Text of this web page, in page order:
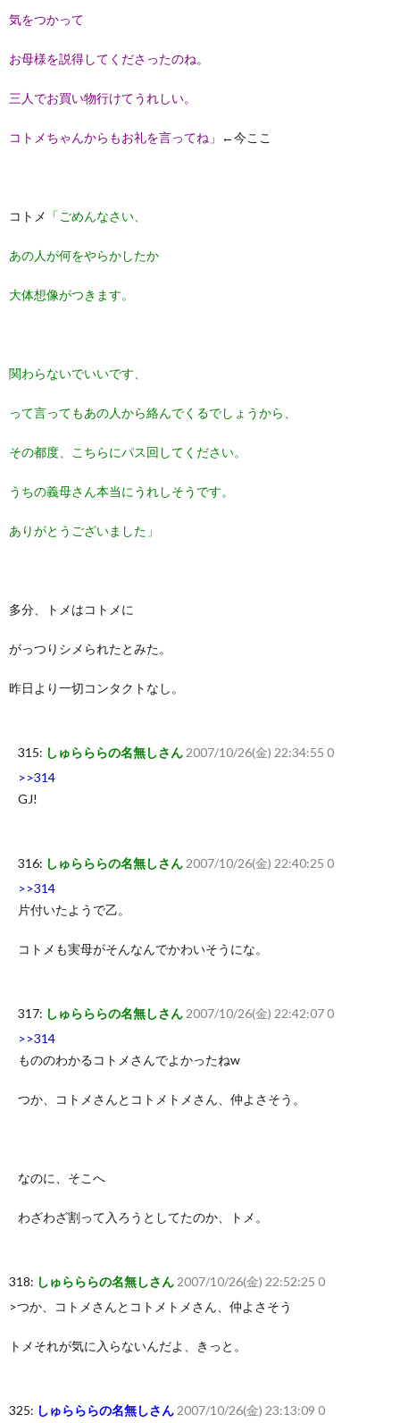
気をつかって
お母様を説得してくださったのね。
三人でお買い物行けてうれしい。
コトメちゃんからもお礼を言ってね」 ←今ここ
コトメ 「ごめんなさい、
あの人が何をやらかしたか
大体想像がつきます。
関わらないでいいです、
って言ってもあの人から絡んでくるでしょうから、
その都度、こちらにパス回してください。
うちの義母さん本当にうれしそうです。
ありがとうございました」
多分、トメはコトメに
がっつりシメられたとみた。
昨日より一切コンタクトなし。
315: しゅらららの名無しさん 2007/10/26(金) 22:34:55 0
>>314
GJ!
316: しゅらららの名無しさん 2007/10/26(金) 22:40:25 0
>>314
片付いたようで乙。
コトメも実母がそんなんでかわいそうにな。
317: しゅらららの名無しさん 2007/10/26(金) 22:42:07 0
>>314
もののわかるコトメさんでよかったねw
つか、コトメさんとコトメトメさん、仲よさそう。
なのに、そこへ
わざわざ割って入ろうとしてたのか、トメ。
318: しゅらららの名無しさん 2007/10/26(金) 22:52:25 0
>つか、コトメさんとコトメトメさん、仲よさそう
トメそれが気に入らないんだよ、きっと。
325: しゅらららの名無しさん 2007/10/26(金) 23:13:09 0